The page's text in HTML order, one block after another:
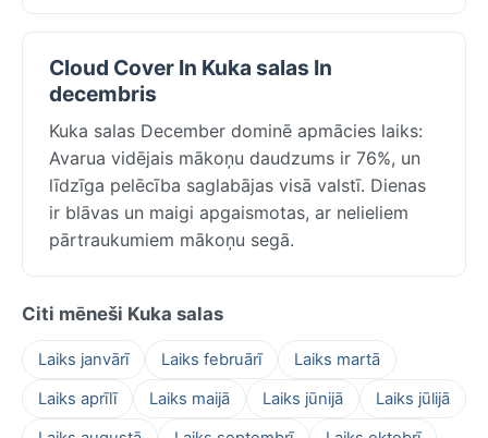
Cloud Cover In Kuka salas In
decembris
Kuka salas December dominē apmācies laiks:
Avarua vidējais mākoņu daudzums ir 76%, un
līdzīga pelēcība saglabājas visā valstī. Dienas
ir blāvas un maigi apgaismotas, ar nelieliem
pārtraukumiem mākoņu segā.
Citi mēneši Kuka salas
Laiks janvārī Laiks februārī
Laiks martā
Laiks aprīlī
Laiks maijā Laiks jūnijā
Laiks jūlijā